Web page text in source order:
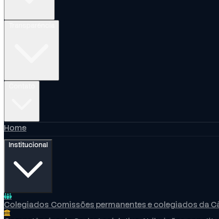
Home
Institucional
Colegiados Comissões permanentes e colegiados da